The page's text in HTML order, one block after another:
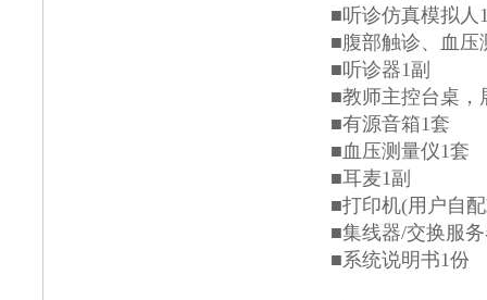
■听诊仿真模拟人
■腹部触诊、血压
■听诊器1副
■教师主控台桌，
■有源音箱1套
■血压测量仪1套
■耳麦1副
■打印机(用户自
■集线器/交换服
■系统说明书1份